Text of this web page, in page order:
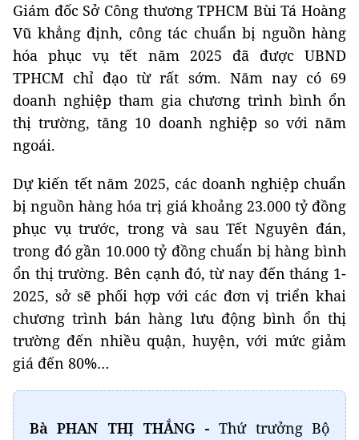
Giám đốc Sở Công thương TPHCM Bùi Tá Hoàng
Vũ khẳng định, công tác chuẩn bị nguồn hàng
hóa phục vụ tết năm 2025 đã được UBND
TPHCM chỉ đạo từ rất sớm. Năm nay có 69
doanh nghiệp tham gia chương trình bình ổn
thị trường, tăng 10 doanh nghiệp so với năm
ngoái.
Dự kiến tết năm 2025, các doanh nghiệp chuẩn
bị nguồn hàng hóa trị giá khoảng 23.000 tỷ đồng
phục vụ trước, trong và sau Tết Nguyên đán,
trong đó gần 10.000 tỷ đồng chuẩn bị hàng bình
ổn thị trường. Bên cạnh đó, từ nay đến tháng 1-
2025, sở sẽ phối hợp với các đơn vị triển khai
chương trình bán hàng lưu động bình ổn thị
trường đến nhiều quận, huyện, với mức giảm
giá đến 80%…
Bà PHAN THỊ THẮNG - Thứ trưởng Bộ